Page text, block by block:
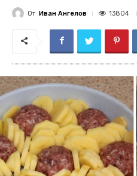
От Иван Ангелов 13804